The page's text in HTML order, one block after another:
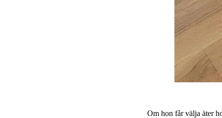
Om hon får välja äter